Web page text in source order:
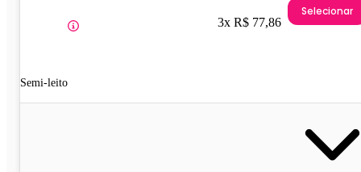
Semi-leito
3x R$ 77,86
Selecionar